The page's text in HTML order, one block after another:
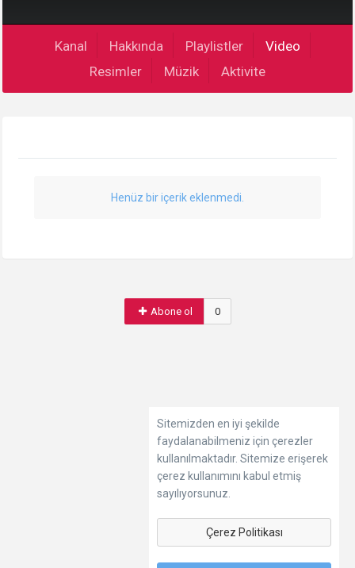
Kanal Hakkında Playlistler
Video
Resimler
Müzik Aktivite
Henüz bir içerik eklenmedi.
Abone ol 0
Sitemizden en iyi şekilde
faydalanabilmeniz için çerezler
kullanılmaktadır. Sitemize erişerek
çerez kullanımını kabul etmiş
sayılıyorsunuz.
Çerez Politikası